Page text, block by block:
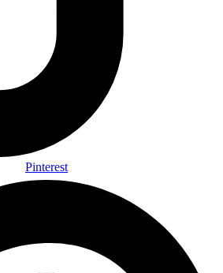
Pinterest